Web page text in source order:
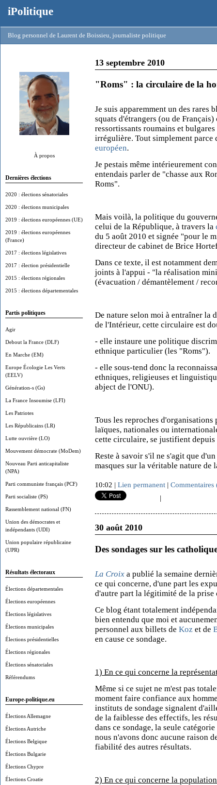
iPolitique
Blog personnel de Laurent de Boissieu, journaliste politique
À propos
Dernières élections
2020 : élections sénatoriales
2020 : élections municipales
2019 : élections européennes (UE)
2019 : élections européennes
(France)
2017 : élections législatives
2017 : élection présidentielle
2015 : élections régionales
2015 : élections départementales
Partis politiques
Agir
Debout la France (DLF)
En Marche (EM)
Europe Écologie Les Verts
(EELV)
Génération-s (Gs)
La France Insoumise (LFI)
Les Patriotes
Les Républicains (LR)
Lutte ouvrière (LO)
Mouvement démocrate (MoDem)
Nouveau Parti anticapitaliste
(NPA)
Parti communiste français (PCF)
Parti socialiste (PS)
Rassemblement national (FN)
Union des démocrates et
indépendants (UDI)
Union populaire républicaine
(UPR)
Résultats électoraux
Élections départementales
Élections européennes
Élections législatives
Élections municipales
Élections présidentielles
Élections régionales
Élections sénatoriales
Référendums
Europe-politique.eu
Élections Allemagne
Élections Autriche
Élections Belgique
Élections Bulgarie
Élections Chypre
Élections Croatie
13 septembre 2010
"Roms" : la circulaire de la
Je suis apparemment un des rares
squats d'étrangers (ou de
ressortissants roumains et
irrégulière. Tout simplement parce
européen.
Je pestais même intérieurement
entendais parler de "chasse aux
Roms".
Mais voilà, la politique du
celui de la République, à travers la
du 5 août 2010 et signée "pour le
directeur de cabinet de Brice
Dans ce texte, il est notamment
joints à l'appui - "la réalisation
(évacuation / démantèlement /
De nature selon moi à entraîner la
de l'Intérieur, cette circulaire est
- elle instaure une politique
ethnique particulier (les "Roms").
- elle sous-tend donc la
ethniques, religieuses et
abject de l'ONU).
Tous les reproches
laïques, nationales ou
cette circulaire, se justifient
Reste à savoir s'il ne s'agit que
masques sur la véritable nature
10:02 | Lien permanent | Commentaires
|
30 août 2010
Des sondages sur les
La Croix a publié la semaine
ce qui concerne, d'une part les
d'autre part la légitimité de la prise
Ce blog étant totalement
bien entendu que moi et
personnel aux billets de Koz et de
en cause ce sondage.
1) En ce qui concerne la
Même si ce sujet ne m'est pas
moment faire confiance aux
instituts de sondage signalent
de la faiblesse des effectifs, les
dans ce sondage, la seule
nous n'avons donc aucune raison
fiabilité des autres résultats.
2) En ce qui concerne la